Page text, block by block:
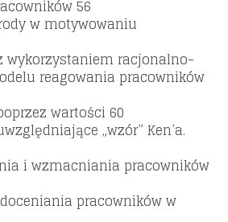
56
w motywowaniu
wykorzystaniem racjonalno-
reagowania pracowników
wartości 60
„wzór” Ken’a.
i wzmacniania pracowników
pracowników w